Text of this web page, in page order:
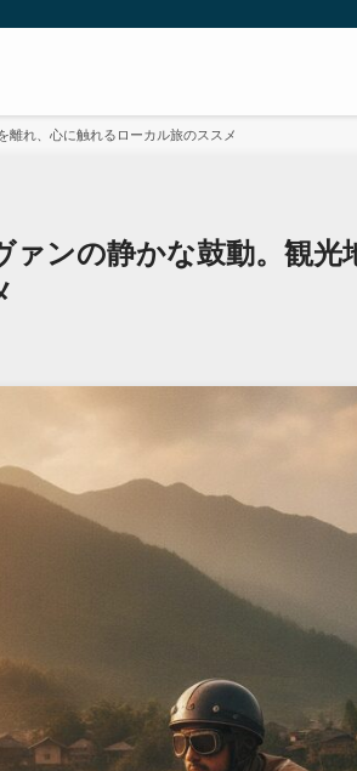
離れ、心に触れるローカル旅のススメ
ァンの静かな鼓動。観光